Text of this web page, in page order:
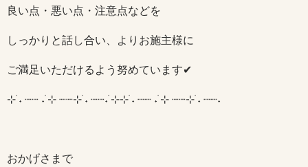
良い点・悪い点・注意点などを
しっかりと話し合い、よりお施主様に
ご満足いただけるよう努めています✔
⊹ ࣪˖ ┈┈ ˖ ࣪⊹ ┈┈⊹ ࣪˖ ┈┈˖ ࣪⊹⊹ ࣪˖ ┈┈ ˖ ࣪⊹ ┈┈⊹ ࣪˖ ┈┈˖
おかげさまで